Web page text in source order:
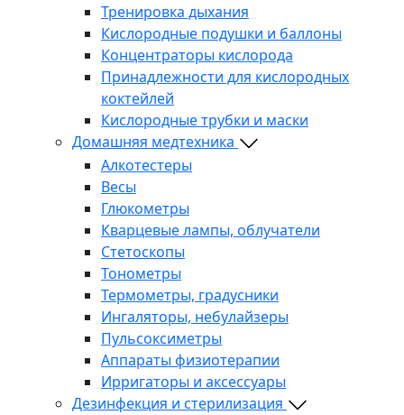
Тренировка дыхания
Кислородные подушки и баллоны
Концентраторы кислорода
Принадлежности для кислородных
коктейлей
Кислородные трубки и маски
Домашняя медтехника
Алкотестеры
Весы
Глюкометры
Кварцевые лампы, облучатели
Стетоскопы
Тонометры
Термометры, градусники
Ингаляторы, небулайзеры
Пульсоксиметры
Аппараты физиотерапии
Ирригаторы и аксессуары
Дезинфекция и стерилизация